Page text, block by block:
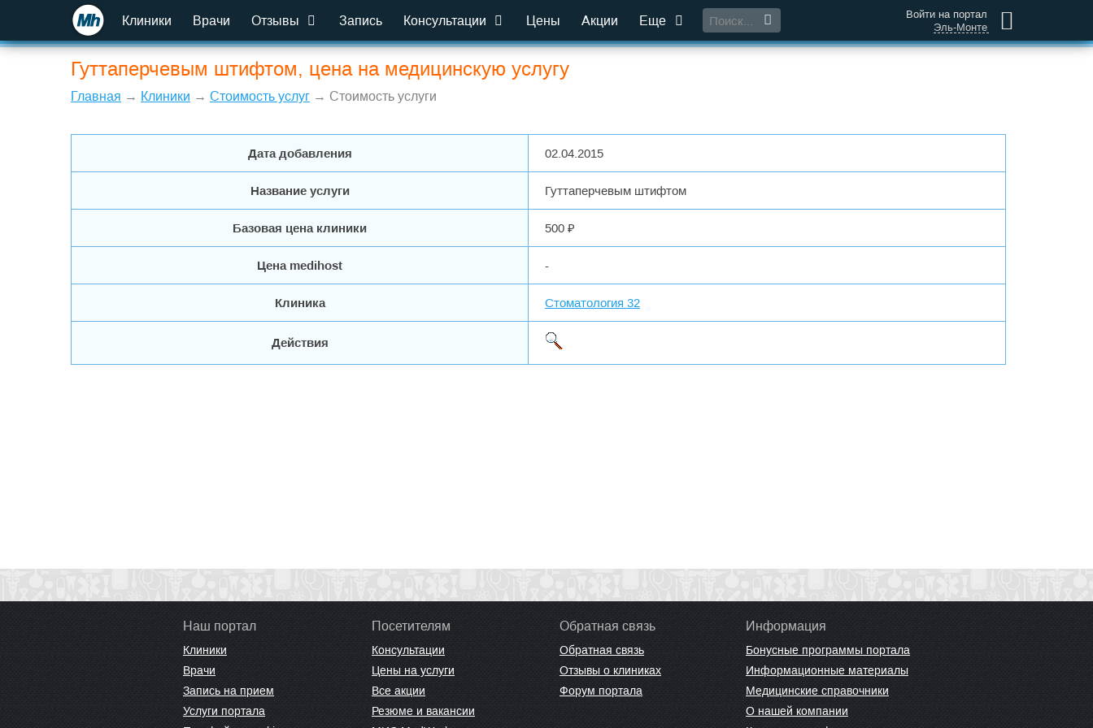
Клиники Врачи Отзывы Запись Консультации Цены Акции Еще
Войти на портал
Эль-Монте
Гуттаперчевым штифтом, цена на медицинскую услугу
Главная → Клиники → Стоимость услуг → Стоимость услуги
Дата добавления 02.04.2015
Название услуги Гуттаперчевым штифтом
Базовая цена клиники 500 ₽
Цена medihost -
Клиника Стоматология 32
Действия
Наш портал
Клиники
Врачи
Запись на прием
Услуги портала
Посетителям
Консультации
Цены на услуги
Все акции
Резюме и вакансии
Обратная связь
Обратная связь
Отзывы о клиниках
Форум портала
Информация
Бонусные программы портала
Информационные материалы
Медицинские справочники
О нашей компании